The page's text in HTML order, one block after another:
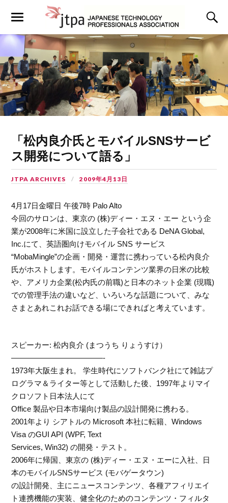
「松内良介氏とモバイルSNSサービ
ス開発について語る」
JTPA ARCHIVES 2009年4月13日
4月17日金曜日 午後7時 Palo Alto
今回のサロンは、東京の (株)ディー・エヌ・エー という企
業が2008年に米国に設立した子会社である DeNA Global,
Inc.にて、英語圏向けモバイル SNS サービス
“MobaMingle”の企画・開発・運営に携わっている松内良介
氏がホストします。モバイルコンテンツ業界の日米の比較
や、アメリカ企業(松内氏の前職)と日本のネット企業 (現職)
での管理手法の違いなど、いろいろな話題について、みな
さまとあれこれお話できる場にできればと考えています。
スピーカー: 松内良介 (まつうち りょうすけ）
————————————-
1973年大阪生まれ。 学生時代にソフトバンク社にて雑誌プ
ログラマ＆ライター等として活動した後、1997年よりマイ
クロソフト日本法人にて
Office 製品や日本市場向け製品の設計開発に携わる。
2001年より シアトルの Microsoft 本社に転籍、Windows
Visa のGUI API (WPF, Text
Services, Win32) の開発・テスト。
2006年に帰国、東京の (株)ディー・エヌ・エーに入社、日
本のモバイルSNSサービス (モバゲータウン)
の設計開発、主にニュースコンテンツ、各種アフィリエイ
ト連携機能の実装、健全化のためのコンテンツ・フィルタ